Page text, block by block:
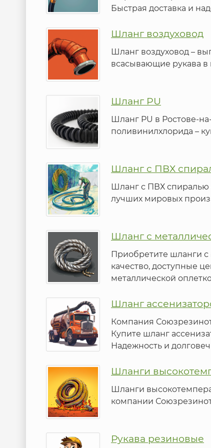
Быстрая доставка и
Шланг воздуховод
Шланг воздуховод –
всасывающие рукава в
Шланг PU
Шланг PU в Ростове-
поливинилхлорида –
Шланг с ПВХ
Шланг с ПВХ спиралью
лучших мировых
Шланг с
Приобретите шланги с
качество, доступные
металлической
Шланг
Компания
Купите шланг
Надежность и
Шланги
Шланги
компании
Рукава резиновые